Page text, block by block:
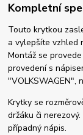
Kompletní
Touto krytkou
a vylepšíte vzhled
Montáž se
provedení s
"VOLKSWAGEN",
Krytky se
držáku či
případný nápis.